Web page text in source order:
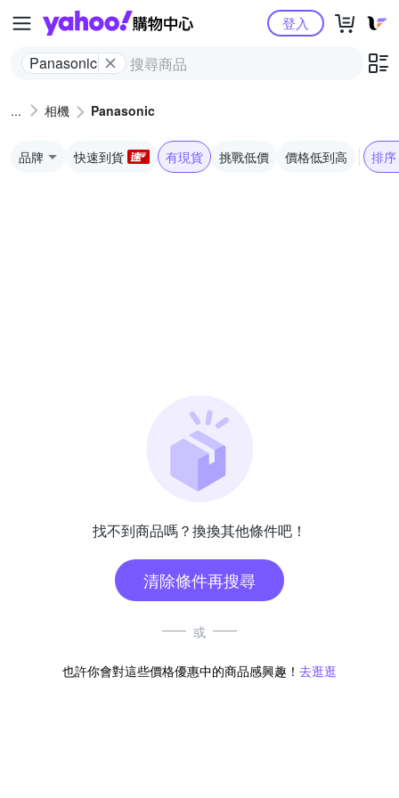
Yahoo購物中心
Panasonic
登入
相機 Panasonic
品牌 快速到貨 有現貨 挑戰低價 價格低到高 排序
找不到商品嗎？換換其他條件吧！
清除條件再搜尋
或
也許你會對這些價格優惠中的商品感興趣！ 去逛逛